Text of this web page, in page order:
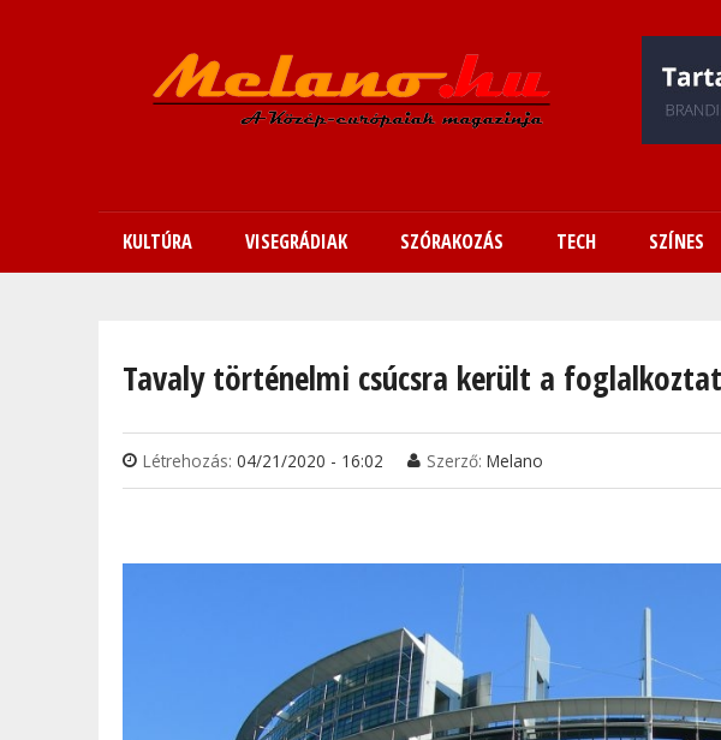
KULTÚRA VISEGRÁDIAK SZÓRAKOZÁS TECH SZÍNES
Tavaly történelmi csúcsra került a
Létrehozás: 04/21/2020 - 16:02 Szerző: Melano